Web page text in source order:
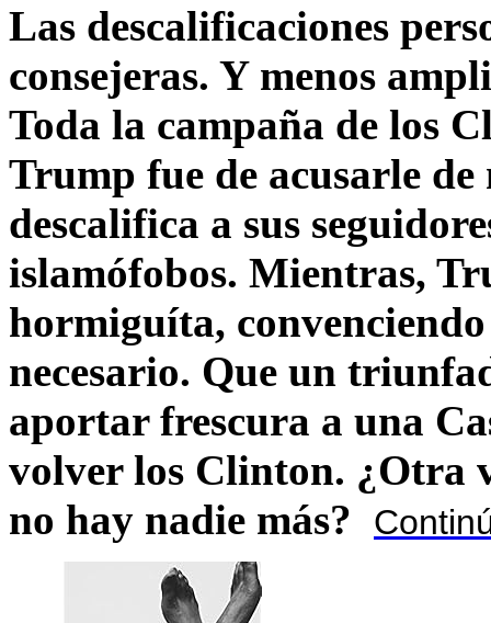
Las descalificaciones
consejeras. Y menos
Toda la campaña de los
Trump fue de acusarle
descalifica a sus
islamófobos. Mientras,
hormiguíta,
necesario. Que un
aportar frescura a una
volver los Clinton. ¿Otra
no hay nadie más?